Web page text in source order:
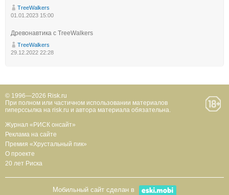
TreeWalkers
01.01.2023 15:00
Древонавтика с TreeWalkers
TreeWalkers
29.12.2022 22:28
© 1996—2026 Risk.ru
При полном или частичном использовании материалов
гиперссылка на risk.ru и автора материала обязательна.
Журнал «РИСК онсайт»
Реклама на сайте
Премия «Хрустальный пик»
О проекте
20 лет Риска
Мобильный сайт сделан в